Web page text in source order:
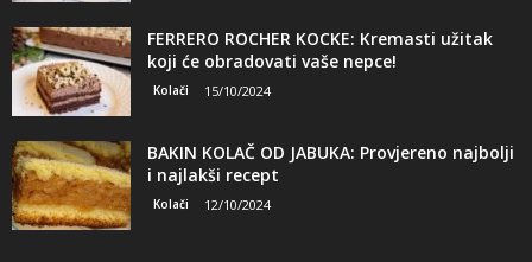
FERRERO ROCHER KOCKE: Kremasti užitak
koji će obradovati vaše nepce!
Kolači 15/10/2024
BAKIN KOLAČ OD JABUKA: Provjereno najbolji
i najlakši recept
Kolači 12/10/2024